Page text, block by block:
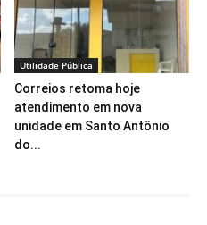
Utilidade Pública
Correios retoma hoje
atendimento em nova
unidade em Santo Antônio
do...